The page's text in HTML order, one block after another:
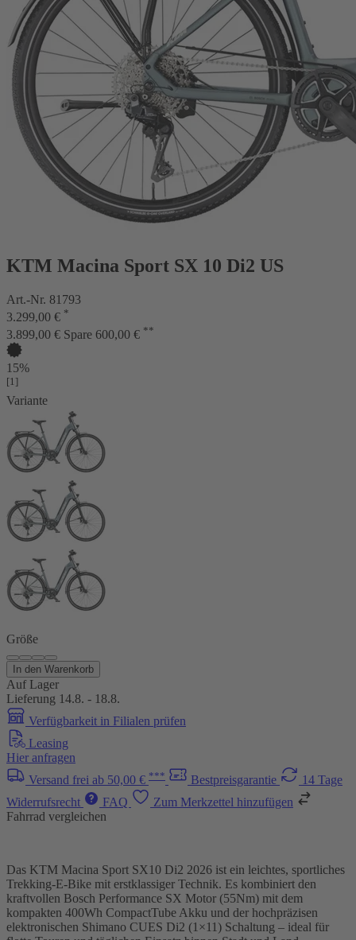
KTM Macina Sport SX 10 Di2 US
Art.-Nr. 81793
3.299,00 € *
3.899,00 € Spare 600,00 € **
15%
[1]
Variante
Größe
In den Warenkorb
Auf Lager
Lieferung 14.8. - 18.8.
Verfügbarkeit in Filialen prüfen
Leasing
Hier anfragen
Versand frei ab 50,00 € *** Bestpreisgarantie
14 Tage
Widerrufsrecht
FAQ
Zum Merkzettel hinzufügen
Fahrrad vergleichen
Das KTM Macina Sport SX10 Di2 2026 ist ein leichtes, sportliches
Trekking-E-Bike mit erstklassiger Technik. Es kombiniert den
kraftvollen Bosch Performance SX Motor (55Nm) mit dem
kompakten 400Wh CompactTube Akku und der hochpräzisen
elektronischen Shimano CUES Di2 (1×11) Schaltung – ideal für